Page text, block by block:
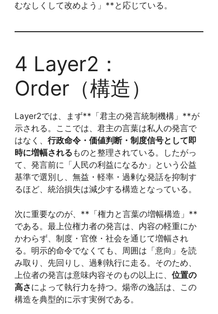
むなしくして改めよう」**と応じている。
4 Layer2：
Order（構造）
Layer2では、まず**「君主の発言統制機構」**が
示される。ここでは、君主の言葉は私人の発言で
はなく、 行政命令・価値判断・制度信号として即
時に増幅される ものと整理されている。したがっ
て、発言前に「人民の利益になるか」という公益
基準で選別し、無益・軽率・過剰な発話を抑制す
るほど、統治損失は減少する構造となっている。
次に重要なのが、**「権力と言葉の増幅構造」**
である。最上位権力者の発言は、内容の軽重にか
かわらず、制度・官僚・社会を通じて増幅され
る。明示的命令でなくても、周囲は「意向」を読
み取り、先回りし、過剰執行に走る。そのため、
上位者の発言は意味内容そのもの以上に、 位置の
高さ によって執行力を持つ。煬帝の逸話は、この
構造を典型的に示す実例である。